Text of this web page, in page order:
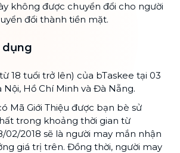
không được chuyển đổi cho người
đổi thành tiền mặt.
18 tuổi trở lên) của bTaskee tại 03
Hồ Chí Minh và Đà Nẵng.
Mã Giới Thiệu được bạn bè sử
trong khoảng thời gian từ
02/2018 sẽ là người may mắn nhận
giá trị trên. Đồng thời, người may